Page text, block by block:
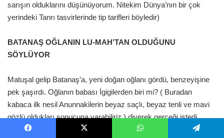
sarışın olduklarını düşünüyorum. Nitekim Dünya’nın bir çok
yerindeki Tanrı tasvirlerinde tip tarifleri böyledir)
BATANAŞ OĞLANIN LU-MAH’TAN OLDUĞUNU
SÖYLÜYOR
Matuşal gelip Batanaş’a, yeni doğan oğlanı gördü, benzeyişine
pek şaşırdı. Oğlanın babası İgigilerden biri mi? ( Buradan
kabaca ilk nesil Anunnakilerin beyaz saçlı, beyaz tenli ve mavi
gözlü oldukları sonucuna varabiliriz.) diyerek gerçeği istedi
Batanaş’tan Matuşal. Eşin Lu-Mah’a derhal açıkla gerçeği, bu